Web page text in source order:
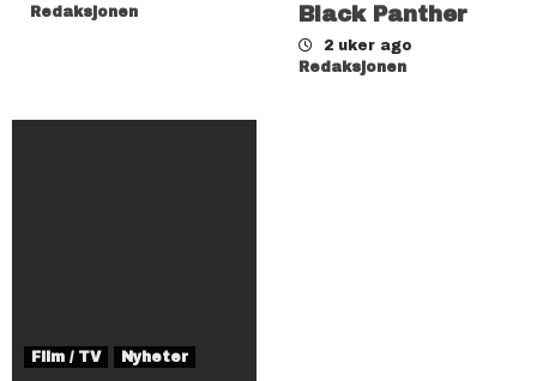
Redaksjonen
Black Panther
2 uker ago
Redaksjonen
Film / TV Nyheter